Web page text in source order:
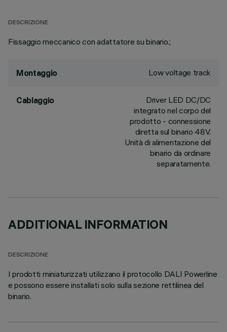
DESCRIZIONE
Fissaggio meccanico con adattatore su binario.;
Montaggio Low voltage track
Cablaggio
Driver LED DC/DC
integrato nel corpo del
prodotto - connessione
diretta sul binario 48V.
Unità di alimentazione del
binario da ordinare
separatamente.
ADDITIONAL INFORMATION
DESCRIZIONE
I prodotti miniaturizzati utilizzano il protocollo DALI Powerline
e possono essere installati solo sulla sezione rettilinea del
binario.